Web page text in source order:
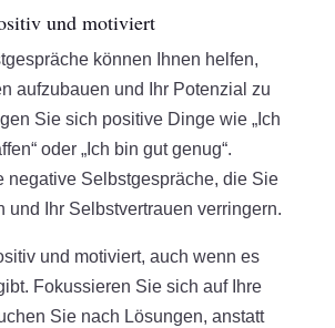
und motiviert
können Ihnen helfen,
aufzubauen und Ihr Potenzial zu
Sie sich positive Dinge wie „Ich
oder „Ich bin gut genug“.
negative Selbstgespräche, die Sie
und Ihr Selbstvertrauen verringern.
und motiviert, auch wenn es
Fokussieren Sie sich auf Ihre
Sie nach Lösungen, anstatt